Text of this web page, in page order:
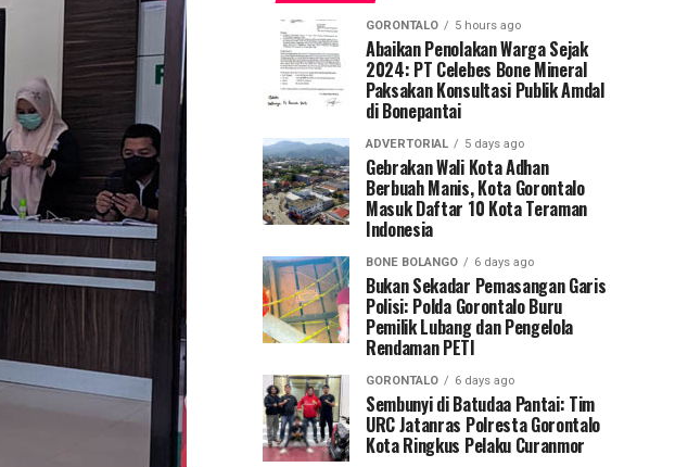
GORONTALO 5 hours ago
Abaikan Penolakan Warga Sejak
2024: PT Celebes Bone Mineral
Paksakan Konsultasi Publik Amdal
di Bonepantai
ADVERTORIAL 5 days ago
Gebrakan Wali Kota Adhan
Berbuah Manis, Kota Gorontalo
Masuk Daftar 10 Kota Teraman
Indonesia
BONE BOLANGO 6 days ago
Bukan Sekadar Pemasangan Garis
Polisi: Polda Gorontalo Buru
Pemilik Lubang dan Pengelola
Rendaman PETI
GORONTALO 6 days ago
Sembunyi di Batudaa Pantai: Tim
URC Jatanras Polresta Gorontalo
Kota Ringkus Pelaku Curanmor